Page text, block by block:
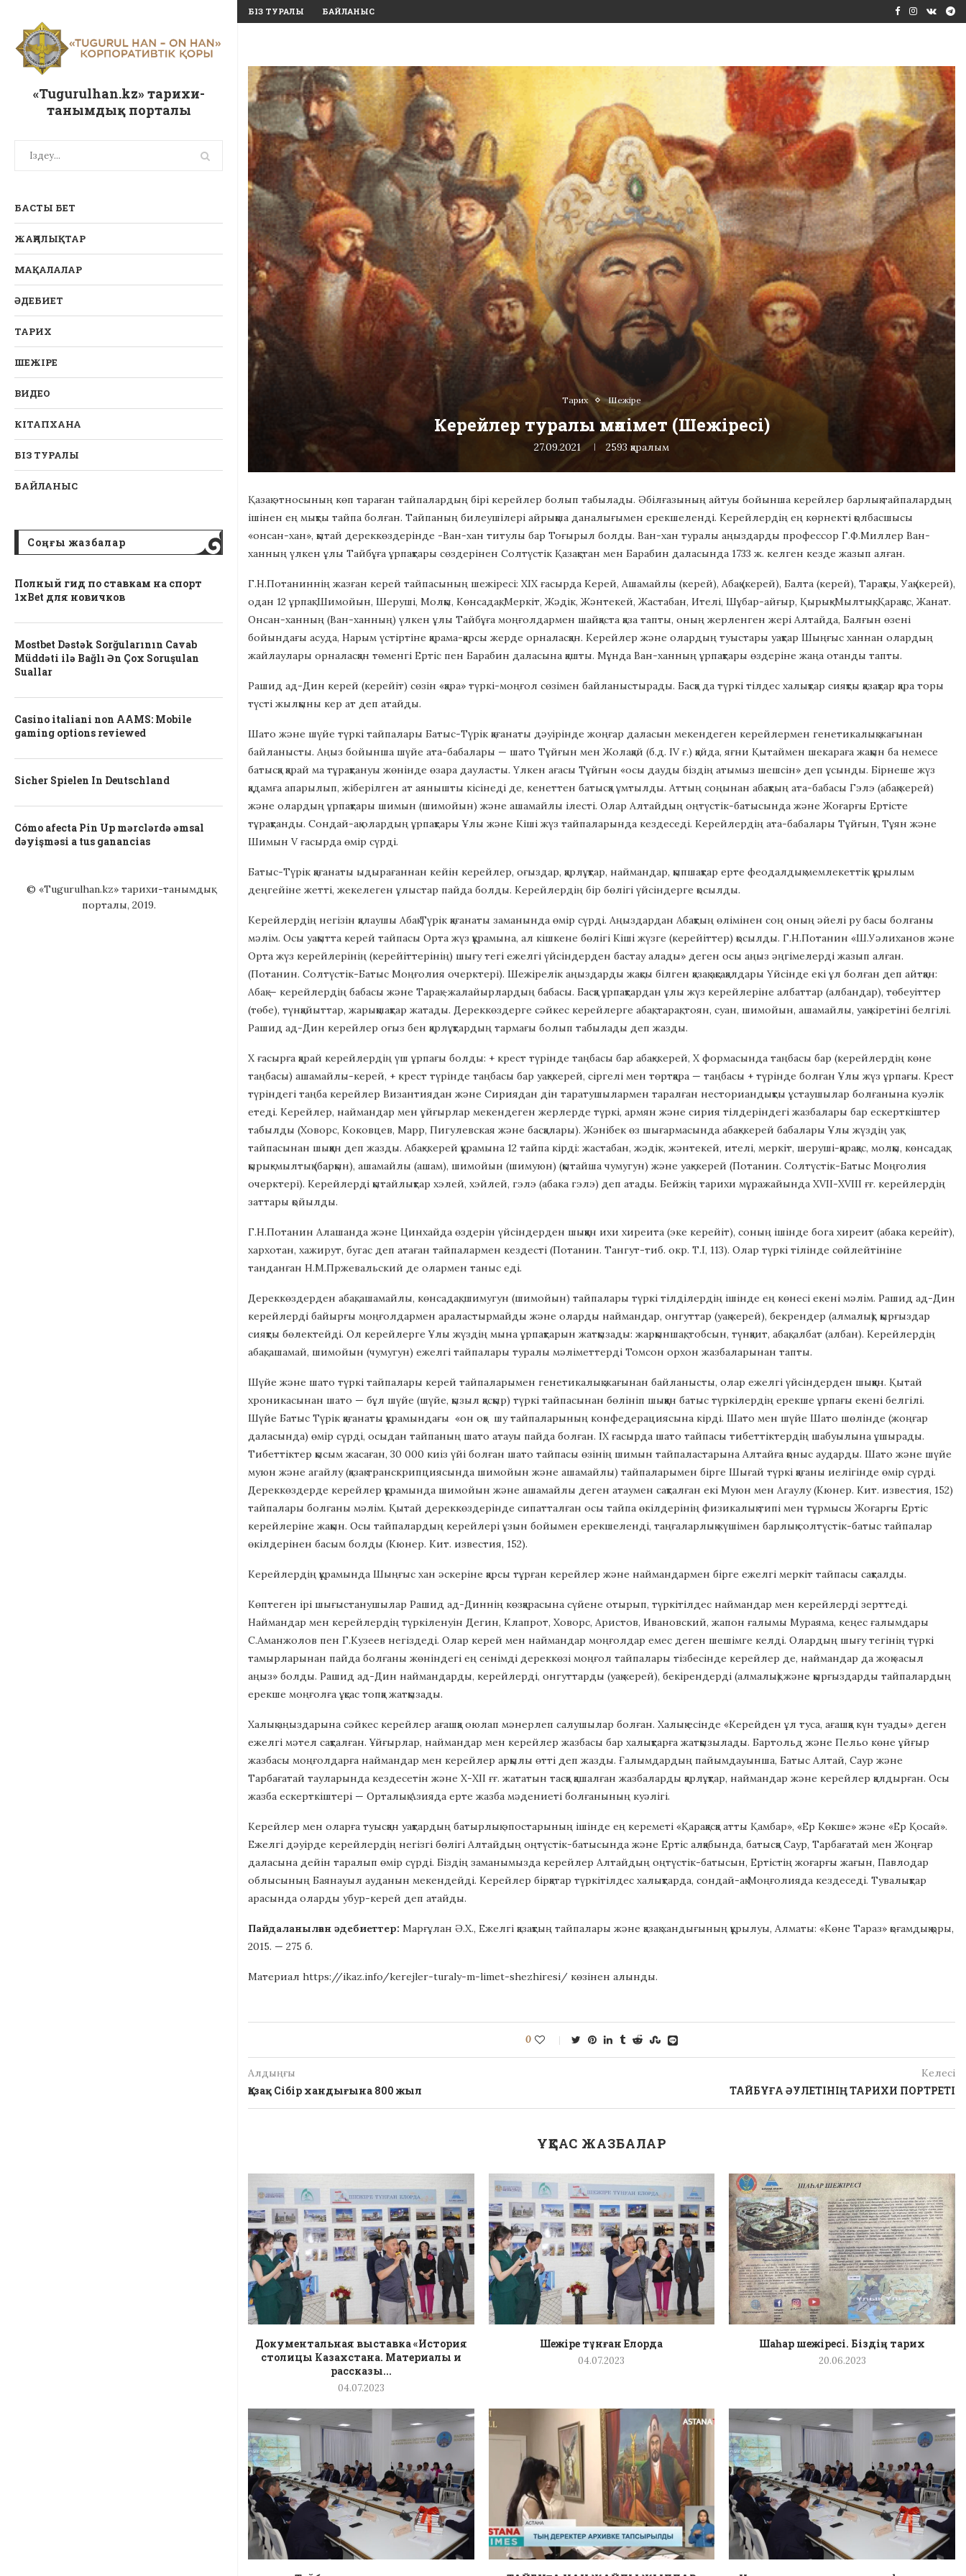
«Tugurulhan.kz» тарихи-
танымдық порталы
БАСТЫ БЕТ
ЖАҢАЛЫҚТАР
МАҚАЛАЛАР
ӘДЕБИЕТ
ТАРИХ
ШЕЖІРЕ
ВИДЕО
КІТАПХАНА
БІЗ ТУРАЛЫ
БАЙЛАНЫС
Соңғы жазбалар
Полный гид по ставкам на спорт
1xBet для новичков
Mostbet Dəstək Sorğularının Cavab
Müddəti ilə Bağlı Ən Çox Soruşulan
Suallar
Casino italiani non AAMS: Mobile
gaming options reviewed
Sicher Spielen In Deutschland
Cómo afecta Pin Up mərclərdə əmsal
dəyişməsi a tus ganancias
© «Tugurulhan.kz» тарихи-танымдық
порталы, 2019.
БІЗ ТУРАЛЫ БАЙЛАНЫС
Тарих Шежіре
Керейлер туралы мәлімет (Шежіресі)
27.09.2021 2593 қаралым
Қазақ этносының көп тараған тайпалардың бірі керейлер болып табылады. Әбілғазының айтуы бойынша керейлер барлық тайпалардың
ішінен ең мықты тайпа болған. Тайпаның билеушілері айрықша даналығымен ерекшеленді. Керейлердің ең көрнекті қолбасшысы
«онсан-хан», қытай дереккөздерінде -Ван-хан титулы бар Тоғырыл болды. Ван-хан туралы аңыздарды профессор Г.Ф.Миллер Ван-
ханның үлкен ұлы Тайбұға ұрпақтары сөздерінен Солтүстік Қазақстан мен Барабин даласында 1733 ж. келген кезде жазып алған.
Г.Н.Потаниннің жазған керей тайпасының шежіресі: XIX ғасырда Керей, Ашамайлы (керей), Абақ (керей), Балта (керей), Тарақты, Уақ (керей),
одан 12 ұрпақ: Шимойын, Шеруші, Молқы, Көнсадақ, Меркіт, Жәдік, Жәнтекей, Жастабан, Ителі, Шұбар-айғыр, Қырық-Мылтық, Қарақас, Жанат.
Онсан-ханның (Ван-ханның) үлкен ұлы Тайбұға моңғолдармен шайқаста қаза тапты, оның жерленген жері Алтайда, Балғын өзені
бойындағы асуда, Нарым үстіртіне қарама-қарсы жерде орналасқан. Керейлер және олардың туыстары уақтар Шыңғыс ханнан олардың
жайлаулары орналасқан төменгі Ертіс пен Барабин даласына қашты. Мұнда Ван-ханның ұрпақтары өздеріне жаңа отанды тапты.
Рашид ад-Дин керей (керейіт) сөзін «қара» түркі-моңғол сөзімен байланыстырады. Басқа да түркі тілдес халықтар сияқты қазақтар қара торы
түсті жылқыны кер ат деп атайды.
Шато және шүйе түркі тайпалары Батыс-Түрік қағанаты дәуірінде жоңғар даласын мекендеген керейлермен генетикалық жағынан
байланысты. Аңыз бойынша шүйе ата-бабалары — шато Тұйғын мен Жолақай (б.д. IV ғ.) қайда, яғни Қытаймен шекараға жақын ба немесе
батысқа қарай ма тұрақтануы жөнінде өзара дауласты. Үлкен ағасы Тұйғын «осы дауды біздің атымыз шешсін» деп ұсынды. Бірнеше жүз
қадамға апарылып, жіберілген ат аянышты кісінеді де, кенеттен батысқа ұмтылды. Аттың соңынан абақтың ата-бабасы Гэлэ (абақ керей)
және олардың ұрпақтары шимын (шимойын) және ашамайлы ілесті. Олар Алтайдың оңтүстік-батысында және Жоғарғы Ертісте
тұрақтанды. Сондай-ақ олардың ұрпақтары Ұлы және Кіші жүз тайпаларында кездеседі. Керейлердің ата-бабалары Тұйғын, Тұян және
Шимын V ғасырда өмір сүрді.
Батыс-Түрік қағанаты ыдырағаннан кейін керейлер, оғыздар, қарлұқтар, наймандар, қыпшақтар ерте феодалдық мемлекеттік құрылым
деңгейіне жетті, жекелеген ұлыстар пайда болды. Керейлердің бір бөлігі үйсіндерге қосылды.
Керейлердің негізін қалаушы Абақ Түрік қағанаты заманында өмір сүрді. Аңыздардан Абақтың өлімінен соң оның әйелі ру басы болғаны
мәлім. Осы уақытта керей тайпасы Орта жүз құрамына, ал кішкене бөлігі Кіші жүзге (керейіттер) қосылды. Г.Н.Потанин «Ш.Уәлиханов және
Орта жүз керейлерінің (керейіттерінің) шығу тегі ежелгі үйсіндерден бастау алады» деген осы аңыз әңгімелерді жазып алған.
(Потанин. Солтүстік-Батыс Моңғолия очерктері). Шежірелік аңыздарды жақсы білген қазақ ақсақалдары Үйсінде екі ұл болған деп айтқан:
Абақ — керейлердің бабасы және Тарақ -жалайырлардың бабасы. Басқа ұрпақтардан ұлы жүз керейлеріне албаттар (албандар), төбеуіттер
(төбе), түнқайыттар, жарықшақтар жатады. Дереккөздерге сәйкес керейлерге абақ, тарақ, тоян, суан, шимойын, ашамайлы, уақ кіретіні белгілі.
Рашид ад-Дин керейлер оғыз бен қарлұқтардың тармағы болып табылады деп жазды.
X ғасырға қарай керейлердің үш ұрпағы болды: + крест түрінде таңбасы бар абақ-керей, X формасында таңбасы бар (керейлердің көне
таңбасы) ашамайлы-керей, + крест түрінде таңбасы бар уақ-керей, сіргелі мен төртқара — таңбасы + түрінде болған Ұлы жүз ұрпағы. Крест
түріндегі таңба керейлер Византиядан және Сириядан дін таратушылармен таралған несториандықты ұстаушылар болғанына куәлік
етеді. Керейлер, наймандар мен ұйғырлар мекендеген жерлерде түркі, армян және сирия тілдеріндегі жазбалары бар ескерткіштер
табылды (Ховорс, Коковцев, Марр, Пигулевская және басқалары). Жәнібек өз шығармасында абақ-керей бабалары Ұлы жүздің уақ
тайпасынан шыққан деп жазды. Абақ-керей құрамына 12 тайпа кірді: жастабан, жәдік, жәнтекей, ителі, меркіт, шеруші-қарақас, молқы, көнсадақ,
қырық-мылтық (барқын), ашамайлы (ашам), шимойын (шимуюн) (қытайша чумугун) және уақ-керей (Потанин. Солтүстік-Батыс Моңғолия
очерктері). Керейлерді қытайлықтар хэлей, хэйлей, гэлэ (абака гэлэ) деп атады. Бейжің тарихи мұражайында ХVII-ХVIII ғғ. керейлердің
заттары қойылды.
Г.Н.Потанин Алашанда және Цинхайда өздерін үйсіндерден шыққан ихи хиреита (эке керейіт), соның ішінде бога хиреит (абака керейіт),
хархотан, хажирут, бугас деп атаған тайпалармен кездесті (Потанин. Тангут-тиб. окр. Т.І, 113). Олар түркі тілінде сөйлейтініне
танданған Н.М.Пржевальский де олармен таныс еді.
Дереккөздерден абақ, ашамайлы, көнсадақ, шимугун (шимойын) тайпалары түркі тілділердің ішінде ең көнесі екені мәлім. Рашид ад-Дин
керейлерді байырғы моңғолдармен араластырмайды және оларды наймандар, онгуттар (уақ керей), бекрендер (алмалық), қырғыздар
сияқты бөлектейді. Ол керейлерге Ұлы жүздің мына ұрпақтарын жатқызады: жарқыншақ, тобсын, түнқаит, абақ, албат (албан). Керейлердің
абақ, ашамай, шимойын (чумугун) ежелгі тайпалары туралы мәліметтерді Томсон орхон жазбаларынан тапты.
Шүйе және шато түркі тайпалары керей тайпаларымен генетикалық жағынан байланысты, олар ежелгі үйсіндерден шыққан. Қытай
хроникасынан шато — бұл шүйе (шүйе, қызыл қасқыр) түркі тайпасынан бөлініп шыққан батыс түркілердің ерекше ұрпағы екені белгілі.
Шүйе Батыс Түрік қағанаты құрамындағы «он оқ» шу тайпаларының конфедерациясына кірді. Шато мен шүйе Шато шөлінде (жоңғар
даласында) өмір сүрді, осыдан тайпаның шато атауы пайда болған. IX ғасырда шато тайпасы тибеттіктердің шабуылына ұшырады.
Тибеттіктер қысым жасаған, 30 000 киіз үйі болған шато тайпасы өзінің шимын тайпаластарына Алтайға қоныс аударды. Шато және шүйе
муюн және агайлу (қазақ транскрипциясында шимойын және ашамайлы) тайпаларымен бірге Шығай түркі қағаны иелігінде өмір сүрді.
Дереккөздерде керейлер құрамында шимойын және ашамайлы деген атаумен сақталған екі Муюн мен Агаулу (Кюнер. Кит. известия, 152)
тайпалары болғаны мәлім. Қытай дереккөздерінде сипатталған осы тайпа өкілдерінің физикалық типі мен тұрмысы Жоғарғы Ертіс
керейлеріне жақын. Осы тайпалардың керейлері ұзын бойымен ерекшеленді, таңғаларлық күшімен барлық солтүстік-батыс тайпалар
өкілдерінен басым болды (Кюнер. Кит. известия, 152).
Керейлердің құрамында Шыңғыс хан әскеріне қарсы тұрған керейлер және наймандармен бірге ежелгі меркіт тайпасы сақталды.
Көптеген ірі шығыстанушылар Рашид ад-Диннің көзқарасына сүйене отырып, түркітілдес наймандар мен керейлерді зерттеді.
Наймандар мен керейлердің түркіленуін Дегин, Клапрот, Ховорс, Аристов, Ивановский, жапон ғалымы Мураяма, кеңес ғалымдары
С.Аманжолов пен Г.Кузеев негіздеді. Олар керей мен наймандар моңғолдар емес деген шешімге келді. Олардың шығу тегінің түркі
тамырларынан пайда болғаны жөніндегі ең сенімді дереккөзі моңғол тайпалары тізбесінде керейлер де, наймандар да жоқ «асыл
аңыз» болды. Рашид ад-Дин наймандарды, керейлерді, онгуттарды (уақ керей), бекірендерді (алмалық) және қырғыздарды тайпалардың
ерекше моңғолға ұқсас топқа жатқызады.
Халық аңыздарына сәйкес керейлер ағашқа оюлап мәнерлеп салушылар болған. Халық есінде «Керейден ұл туса, ағашқа күн туады» деген
ежелгі мәтел сақталған. Ұйғырлар, наймандар мен керейлер жазбасы бар халықтарға жатқызылады. Бартольд және Пельо көне ұйғыр
жазбасы моңғолдарға наймандар мен керейлер арқылы өтті деп жазды. Ғалымдардың пайымдауынша, Батыс Алтай, Саур және
Тарбағатай тауларында кездесетін және Х-ХІІ ғғ. жататын тасқа қашалған жазбаларды қарлұқтар, наймандар және керейлер қалдырған. Осы
жазба ескерткіштері — Орталық Азияда ерте жазба мәдениеті болғанының куәлігі.
Керейлер мен оларға туысқан уақтардың батырлық эпостарының ішінде ең кереметі «Қарақасқа атты Қамбар», «Ер Көкше» және «Ер Қосай».
Ежелгі дәуірде керейлердің негізгі бөлігі Алтайдың оңтүстік-батысында және Ертіс алқабында, батысқа Саур, Тарбағатай мен Жоңғар
даласына дейін таралып өмір сүрді. Біздің заманымызда керейлер Алтайдың оңтүстік-батысын, Ертістің жоғарғы жағын, Павлодар
облысының Баянауыл ауданын мекендейді. Керейлер бірқатар түркітілдес халықтарда, сондай-ақ Моңғолияда кездеседі. Тувалықтар
арасында оларды убур-керей деп атайды.
Пайдаланылған әдебиеттер: Марғұлан Ә.Х., Ежелгі қазақтың тайпалары және қазақ хандығының құрылуы, Алматы: «Көне Тараз» қоғамдық қоры,
2015. — 275 б.
Материал https://ikaz.info/kerejler-turaly-m-limet-shezhiresi/ көзінен алынды.
0
Алдыңғы
Қазақ Сібір хандығына 800 жыл
Келесі
ТАЙБҰҒА ӘУЛЕТІНІҢ ТАРИХИ ПОРТРЕТІ
ҰҚСАС ЖАЗБАЛАР
Документальная выставка «История
столицы Казахстана. Материалы и
рассказы...
04.07.2023
Шежіре тұнған Елорда
04.07.2023
Шаһар шежіресі. Біздің тарих
20.06.2023